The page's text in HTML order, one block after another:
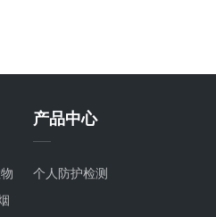
产品中心
个人防护检测